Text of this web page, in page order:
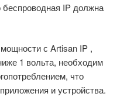
беспроводная IP должна
с Artisan IP ,
1 вольта, необходим
что
и устройства.